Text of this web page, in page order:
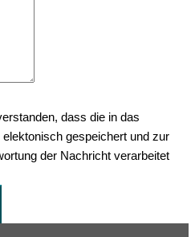
dass die in das
gespeichert und zur
der Nachricht verarbeitet